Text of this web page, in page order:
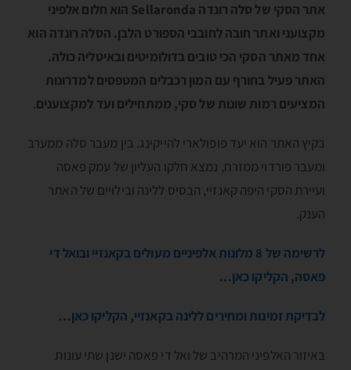
אתר הסקי של סלה רונדה Sellaronda הוא חלום אלפיני
מקצועני ואתר חובה לחובבי הספורט הלבן. הסלה רונדה הוא
אחד מאתר הסקי הכי טובים בדולומיטים ובאיטליה כולה.
האתר פעיל בחורף עם המון רכבלים המטפסים למדרונות
המציעים רמות שונות של סקי, ממתחילים ועד למקצוענים.
בקיץ האתר הוא יעד פופולארי להייקינג. בין מעבר סלה ממערב
ומעבר פורדוי ממזרח, נמצא חלקו העליון של עמק פאסה
ועיירת הסקי היפה קאנזיי, הבסיס ללינה ובילויים של האתר
הענק.
לרשימה של 8 מלונות אלפיניים מעולים בקאנזיי ובואל די
פאסה, הקליקו כאן…
לבדיקת זמינות ומחירים ללינה בקאנזיי, הקליקו כאן…
באיזור האלפיני המרהיב של ואל די פאסה ישנן שתי עונות